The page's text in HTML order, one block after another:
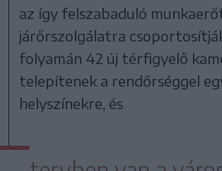
az így felszabaduló
járőrszolgálatra
folyamán 42 új térfigyelő
telepítenek a rendőrséggel
helyszínekre, és